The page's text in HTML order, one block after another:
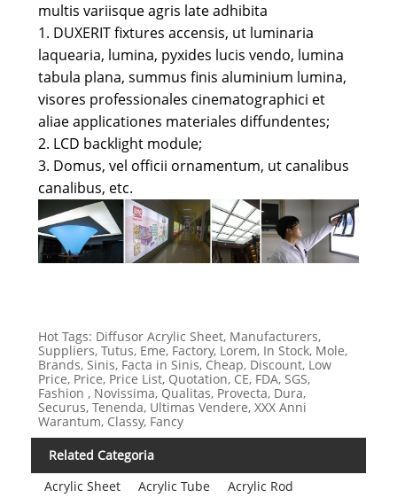
multis variisque agris late adhibita
1. DUXERIT fixtures accensis, ut luminaria
laquearia, lumina, pyxides lucis vendo, lumina
tabula plana, summus finis aluminium lumina,
visores professionales cinematographici et
aliae applicationes materiales diffundentes;
2. LCD backlight module;
3. Domus, vel officii ornamentum, ut canalibus
canalibus, etc.
Hot Tags: Diffusor Acrylic Sheet, Manufacturers,
Suppliers, Tutus, Eme, Factory, Lorem, In Stock, Mole,
Brands, Sinis, Facta in Sinis, Cheap, Discount, Low
Price, Price, Price List, Quotation, CE, FDA, SGS,
Fashion , Novissima, Qualitas, Provecta, Dura,
Securus, Tenenda, Ultimas Vendere, XXX Anni
Warantum, Classy, ​​Fancy
Related Categoria
Acrylic Sheet
Acrylic Tube
Acrylic Rod